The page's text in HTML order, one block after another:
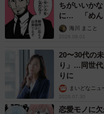
ちがいいか
に… 「めん
る寂しさ【漫
海川 まこと
2026.08.01
20〜30代の
り」…同世代
りに
まいどなニュ
2026.07.30
恋愛モノに